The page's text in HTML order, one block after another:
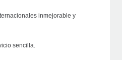
inmejorable y
sencilla.